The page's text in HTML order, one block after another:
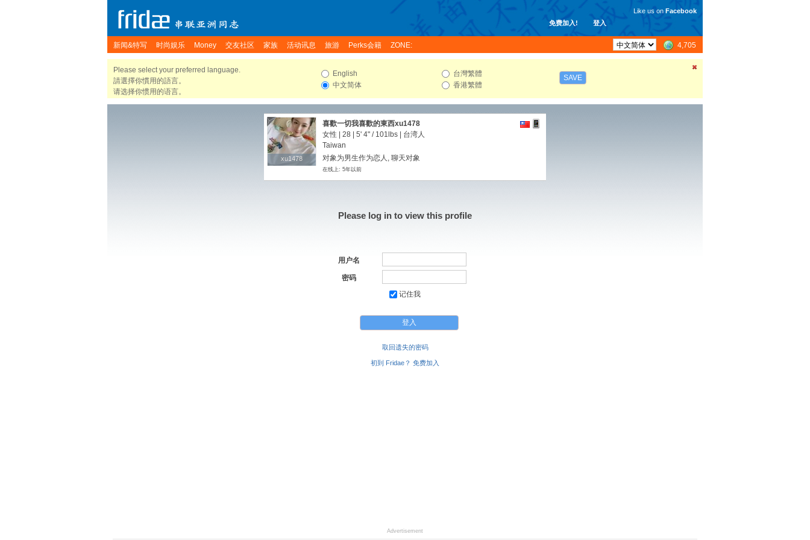
免费加入! 登入
Like us on Facebook
新闻&特写 时尚娱乐 Money 交友社区 家族 活动讯息 旅游 Perks会籍 ZONE: 4,705
Please select your preferred language.
請選擇你慣用的語言。
请选择你惯用的语言。
English
中文简体
台灣繁體
香港繁體
SAVE
xu1478
xu1478
喜歡一切我喜歡的東西xu1478
女性 | 28 | 5' 4" / 101lbs | 台湾人
Taiwan
对象为男生作为恋人, 聊天对象
在线上: 5年以前
Please log in to view this profile
用户名
密码
记住我
取回遗失的密码
初到 Fridae？ 免费加入
Advertisement